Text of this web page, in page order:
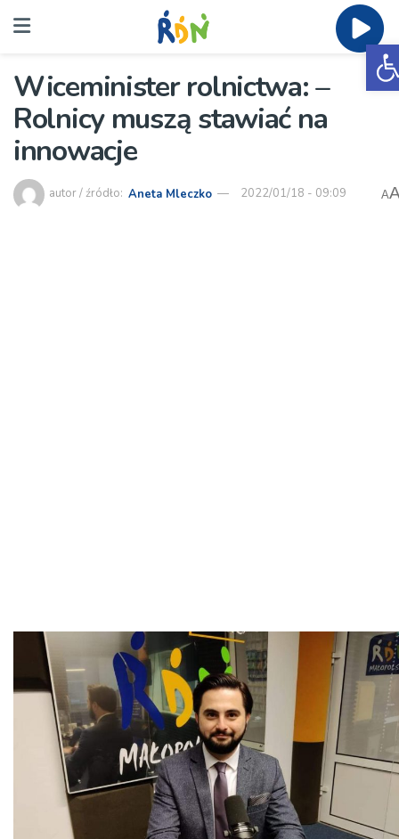
Wiceminister rolnictwa: –
Rolnicy muszą stawiać na
innowacje
autor / źródło: Aneta Mleczko 2022/01/18 - 09:09 A